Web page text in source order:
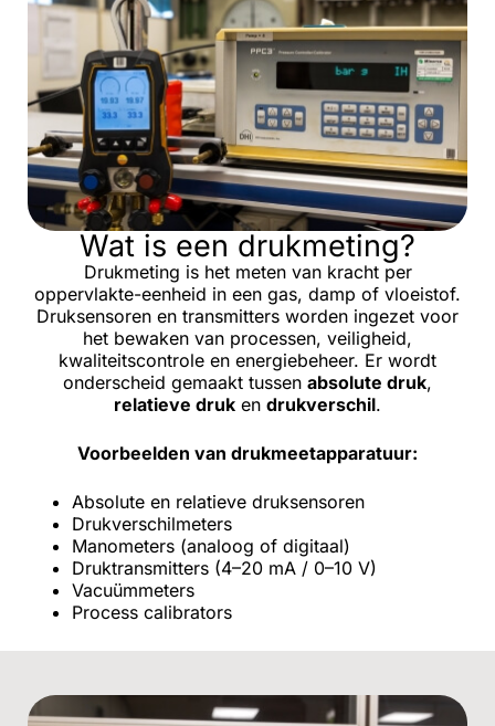
Wat is een drukmeting?
Drukmeting is het meten van kracht per
oppervlakte-eenheid in een gas, damp of vloeistof.
Druksensoren en transmitters worden ingezet voor
het bewaken van processen, veiligheid,
kwaliteitscontrole en energiebeheer. Er wordt
onderscheid gemaakt tussen absolute druk,
relatieve druk en drukverschil.
Voorbeelden van drukmeetapparatuur:
Absolute en relatieve druksensoren
Drukverschilmeters
Manometers (analoog of digitaal)
Druktransmitters (4–20 mA / 0–10 V)
Vacuümmeters
Process calibrators